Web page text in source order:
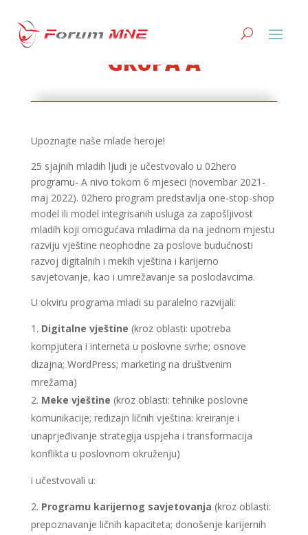
GRUPA A
Upoznajte naše mlade heroje!
25 sjajnih mladih ljudi je učestvovalo u 02hero
programu- A nivo tokom 6 mjeseci (novembar 2021-
maj 2022). 02hero program predstavlja one-stop-shop
model ili model integrisanih usluga za zapošljivost
mladih koji omogućava mladima da na jednom mjestu
razviju vještine neophodne za poslove budućnosti
razvoj digitalnih i mekih vještina i karijerno
savjetovanje, kao i umrežavanje sa poslodavcima.
U okviru programa mladi su paralelno razvijali:
Digitalne vještine (kroz oblasti: upotreba
kompjutera i interneta u poslovne svrhe; osnove
dizajna; WordPress; marketing na društvenim
mrežama)
Meke vještine (kroz oblasti: tehnike poslovne
komunikacije; redizajn ličnih vještina: kreiranje i
unaprjeđivanje strategija uspjeha i transformacija
konflikta u poslovnom okruženju)
i učestvovali u:
Programu karijernog savjetovanja (kroz oblasti:
prepoznavanje ličnih kapaciteta; donošenje karijernih